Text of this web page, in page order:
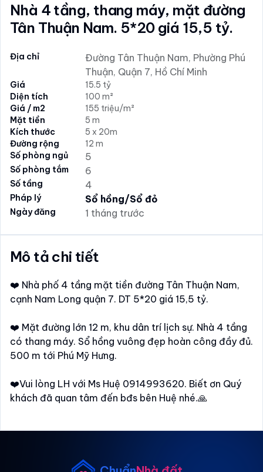
Nhà 4 tầng, thang máy, mặt đường
Tân Thuận Nam. 5*20 giá 15,5 tỷ.
Địa chỉ
Đường Tân Thuận Nam, Phường Phú
Thuận, Quận 7, Hồ Chí Minh
Giá
15.5 tỷ
Diện tích
100 m²
Giá / m2
155 triệu/m²
Mặt tiền
5 m
Kích thước
5 x 20m
Đường rộng
12 m
Số phòng ngủ
5
Số phòng tắm 6
Số tầng 4
Pháp lý Sổ hồng/Sổ đỏ
Ngày đăng 1 tháng trước
Mô tả chi tiết
❤️ Nhà phố 4 tầng mặt tiền đường Tân Thuận Nam,
cạnh Nam Long quận 7. DT 5*20 giá 15,5 tỷ.
❤️ Mặt đường lớn 12 m, khu dân trí lịch sự. Nhà 4 tầng
có thang máy. Sổ hồng vuông đẹp hoàn công đầy đủ.
500 m tới Phú Mỹ Hưng.
❤️Vui lòng LH với Ms Huệ 0914993620. Biết ơn Quý
khách đã quan tâm đến bđs bên Huệ nhé.🙏